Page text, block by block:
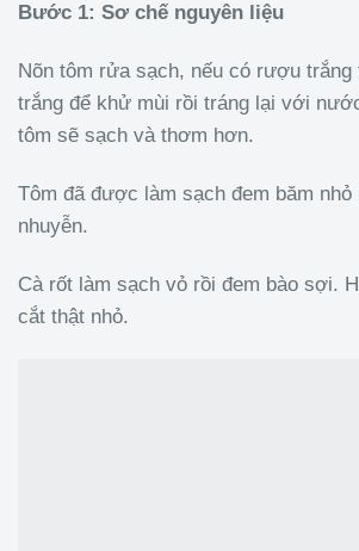
Bước 1: Sơ chế nguyên liệu
Nõn tôm rửa sạch, nếu có rượu
trắng để khử mùi rồi tráng lại với
tôm sẽ sạch và thơm hơn.
Tôm đã được làm sạch đem băm nhỏ
nhuyễn.
Cà rốt làm sạch vỏ rồi đem bào sợi.
cắt thật nhỏ.